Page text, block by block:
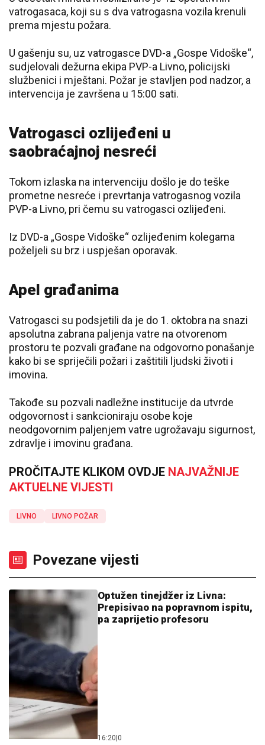
vatrogasaca, koji su s dva vatrogasna vozila krenuli
prema mjestu požara.
U gašenju su, uz vatrogasce DVD-a „Gospe Vidoške“,
sudjelovali dežurna ekipa PVP-a Livno, policijski
službenici i mještani. Požar je stavljen pod nadzor, a
intervencija je završena u 15:00 sati.
Vatrogasci ozlijeđeni u
saobraćajnoj nesreći
Tokom izlaska na intervenciju došlo je do teške
prometne nesreće i prevrtanja vatrogasnog vozila
PVP-a Livno, pri čemu su vatrogasci ozlijeđeni.
Iz DVD-a „Gospe Vidoške“ ozlijeđenim kolegama
poželjeli su brz i uspješan oporavak.
Apel građanima
Vatrogasci su podsjetili da je do 1. oktobra na snazi
apsolutna zabrana paljenja vatre na otvorenom
prostoru te pozvali građane na odgovorno ponašanje
kako bi se spriječili požari i zaštitili ljudski životi i
imovina.
Takođe su pozvali nadležne institucije da utvrde
odgovornost i sankcioniraju osobe koje
neodgovornim paljenjem vatre ugrožavaju sigurnost,
zdravlje i imovinu građana.
PROČITAJTE KLIKOM OVDJE NAJVAŽNIJE
AKTUELNE VIJESTI
LIVNO LIVNO POŽAR
Povezane vijesti
Optužen tinejdžer iz Livna:
Prepisivao na popravnom ispitu,
pa zaprijetio profesoru
16:20 0